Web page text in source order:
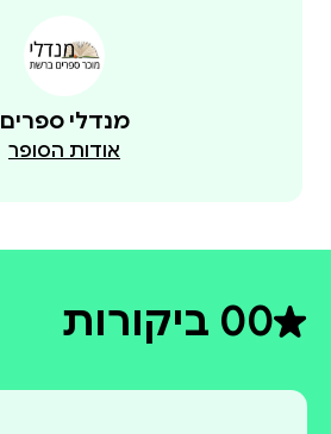
מנדלי ספרים
אודות הסופר
0דירוג ממוצע 0 מתוך 5
0 ביקורות